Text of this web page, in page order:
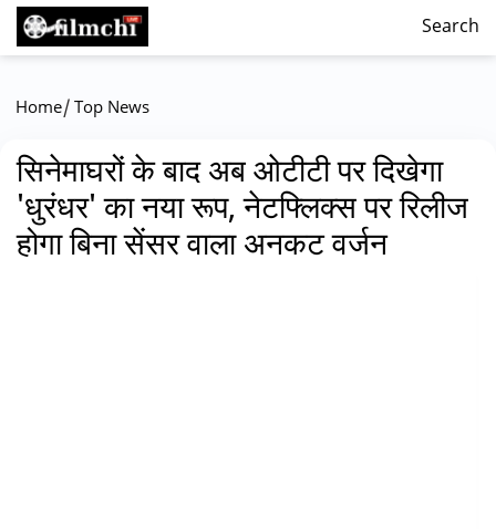
Search
Home/ Top News
सिनेमाघरों के बाद अब ओटीटी पर दिखेगा
'धुरंधर' का नया रूप, नेटफ्लिक्स पर रिलीज
होगा बिना सेंसर वाला अनकट वर्जन